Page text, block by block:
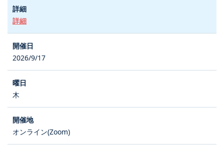
詳細
2026/9/17
木
オンライン(Zoom)